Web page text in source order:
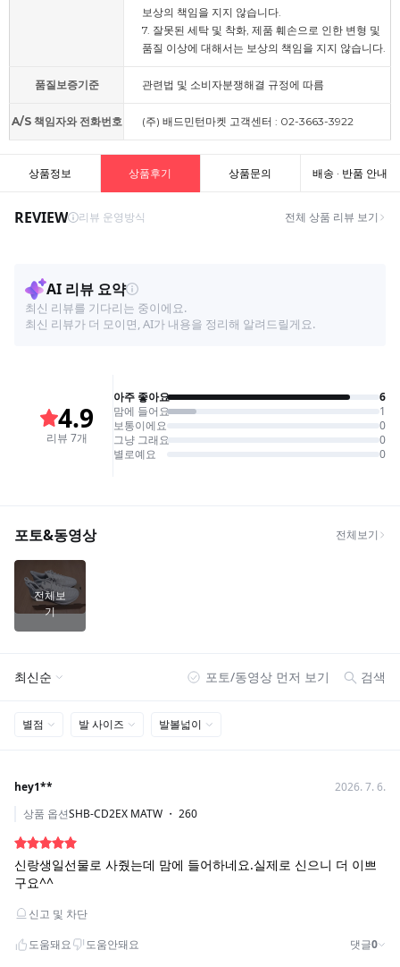
보상의 책임을 지지 않습니다.
7. 잘못된 세탁 및 착화, 제품 훼손으로 인한 변형 및
품질 이상에 대해서는 보상의 책임을 지지 않습니다.
품질보증기준 관련법 및 소비자분쟁해결 규정에 따름
A/S 책임자와 전화번호 (주) 배드민턴마켓 고객센터 : 02-3663-3922
상품정보 상품후기 상품문의 배송 · 반품 안내